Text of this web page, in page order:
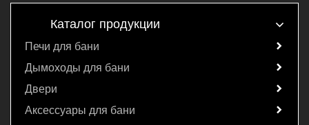
Каталог продукции
Печи для бани
Дымоходы для бани
Двери
Аксессуары для бани